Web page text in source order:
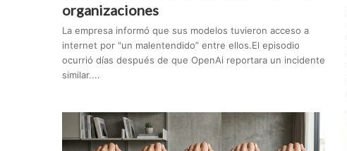
organizaciones
La empresa informó que sus modelos tuvieron acceso a
internet por "un malentendido” entre ellos.El episodio
ocurrió días después de que OpenAi reportara un incidente
similar....